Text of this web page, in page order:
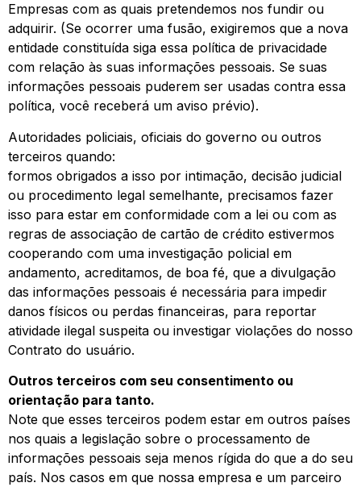
Empresas com as quais pretendemos nos fundir ou
adquirir. (Se ocorrer uma fusão, exigiremos que a nova
entidade constituída siga essa política de privacidade
com relação às suas informações pessoais. Se suas
informações pessoais puderem ser usadas contra essa
política, você receberá um aviso prévio).
Autoridades policiais, oficiais do governo ou outros
terceiros quando:
formos obrigados a isso por intimação, decisão judicial
ou procedimento legal semelhante, precisamos fazer
isso para estar em conformidade com a lei ou com as
regras de associação de cartão de crédito estivermos
cooperando com uma investigação policial em
andamento, acreditamos, de boa fé, que a divulgação
das informações pessoais é necessária para impedir
danos físicos ou perdas financeiras, para reportar
atividade ilegal suspeita ou investigar violações do nosso
Contrato do usuário.
Outros terceiros com seu consentimento ou
orientação para tanto.
Note que esses terceiros podem estar em outros países
nos quais a legislação sobre o processamento de
informações pessoais seja menos rígida do que a do seu
país. Nos casos em que nossa empresa e um parceiro